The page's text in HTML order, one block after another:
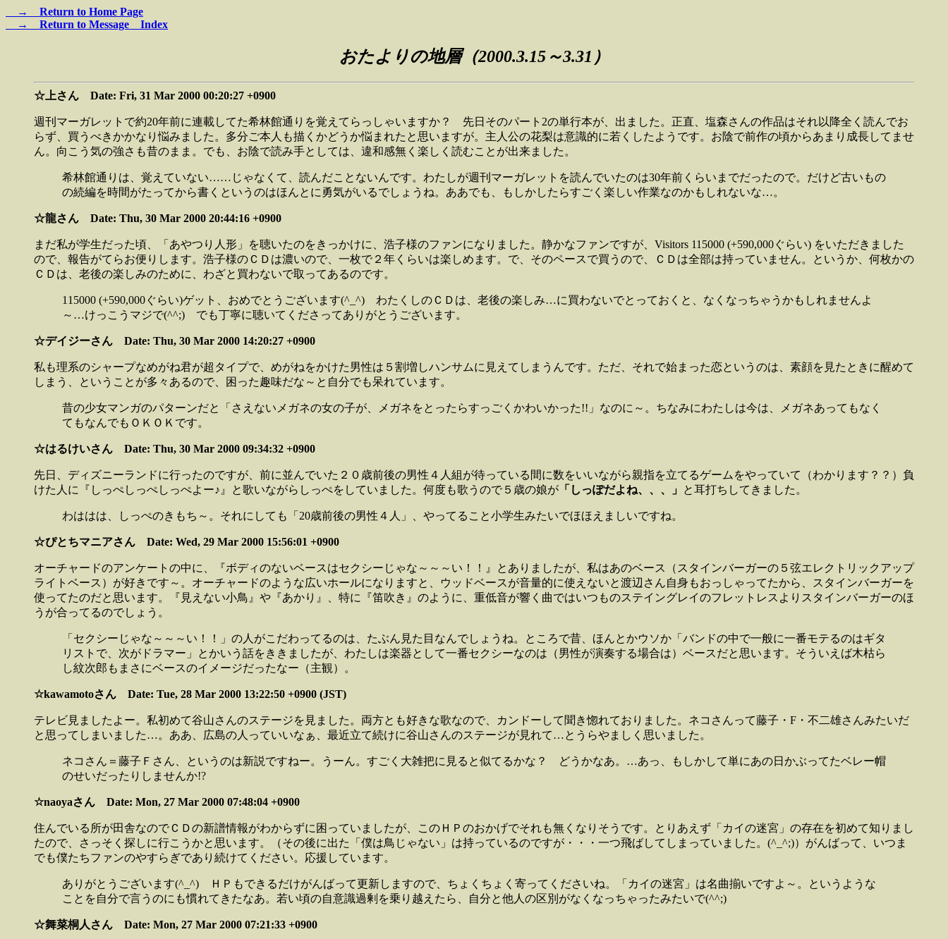
→ Return to Home Page
→ Return to Message Index
おたよりの地層（2000.3.15～3.31）
☆上さん Date: Fri, 31 Mar 2000 00:20:27 +0900
週刊マーガレットで約20年前に連載してた希林館通りを覚えてらっしゃいますか？ 先日そのパート2の単行本が、出ました。正直、塩森さんの作品はそれ以降全く読んでお
らず、買うべきかかなり悩みました。多分ご本人も描くかどうか悩まれたと思いますが。主人公の花梨は意識的に若くしたようです。お陰で前作の頃からあまり成長してませ
ん。向こう気の強さも昔のまま。でも、お陰で読み手としては、違和感無く楽しく読むことが出来ました。
希林館通りは、覚えていない……じゃなくて、読んだことないんです。わたしが週刊マーガレットを読んでいたのは30年前くらいまでだったので。だけど古いもの
の続編を時間がたってから書くというのはほんとに勇気がいるでしょうね。ああでも、もしかしたらすごく楽しい作業なのかもしれないな…。
☆龍さん Date: Thu, 30 Mar 2000 20:44:16 +0900
まだ私が学生だった頃、「あやつり人形」を聴いたのをきっかけに、浩子様のファンになりました。静かなファンですが、Visitors 115000 (+590,000ぐらい) をいただきました
ので、報告がてらお便りします。浩子様のＣＤは濃いので、一枚で２年くらいは楽しめます。で、そのペースで買うので、ＣＤは全部は持っていません。というか、何枚かの
ＣＤは、老後の楽しみのために、わざと買わないで取ってあるのです。
115000 (+590,000ぐらい)ゲット、おめでとうございます(^_^) わたくしのＣＤは、老後の楽しみ…に買わないでとっておくと、なくなっちゃうかもしれませんよ
～…けっこうマジで(^^;) でも丁寧に聴いてくださってありがとうございます。
☆デイジーさん Date: Thu, 30 Mar 2000 14:20:27 +0900
私も理系のシャープなめがね君が超タイプで、めがねをかけた男性は５割増しハンサムに見えてしまうんです。ただ、それで始まった恋というのは、素顔を見たときに醒めて
しまう、ということが多々あるので、困った趣味だな～と自分でも呆れています。
昔の少女マンガのパターンだと「さえないメガネの女の子が、メガネをとったらすっごくかわいかった!!」なのに～。ちなみにわたしは今は、メガネあってもなく
てもなんでもＯＫＯＫです。
☆はるけいさん Date: Thu, 30 Mar 2000 09:34:32 +0900
先日、ディズニーランドに行ったのですが、前に並んでいた２０歳前後の男性４人組が待っている間に数をいいながら親指を立てるゲームをやっていて（わかります？？）負
けた人に『しっぺしっぺしっぺよー♪』と歌いながらしっぺをしていました。何度も歌うので５歳の娘が 「しっぽだよね、、、」 と耳打ちしてきました。
わははは、しっぺのきもち～。それにしても「20歳前後の男性４人」、やってること小学生みたいでほほえましいですね。
☆ぴとちマニアさん Date: Wed, 29 Mar 2000 15:56:01 +0900
オーチャードのアンケートの中に、『ボディのないベースはセクシーじゃな～～～い！！』とありましたが、私はあのベース（スタインバーガーの５弦エレクトリックアップ
ライトベース）が好きです～。オーチャードのような広いホールになりますと、ウッドベースが音量的に使えないと渡辺さん自身もおっしゃってたから、スタインバーガーを
使ってたのだと思います。『見えない小鳥』や『あかり』、特に『笛吹き』のように、重低音が響く曲ではいつものステイングレイのフレットレスよりスタインバーガーのほ
うが合ってるのでしょう。
「セクシーじゃな～～～い！！」の人がこだわってるのは、たぶん見た目なんでしょうね。ところで昔、ほんとかウソか「バンドの中で一般に一番モテるのはギタ
リストで、次がドラマー」とかいう話をききましたが、わたしは楽器として一番セクシーなのは（男性が演奏する場合は）ベースだと思います。そういえば木枯ら
し紋次郎もまさにベースのイメージだったなー（主観）。
☆kawamotoさん Date: Tue, 28 Mar 2000 13:22:50 +0900 (JST)
テレビ見ましたよー。私初めて谷山さんのステージを見ました。両方とも好きな歌なので、カンドーして聞き惚れておりました。ネコさんって藤子・F・不二雄さんみたいだ
と思ってしまいました…。ああ、広島の人っていいなぁ、最近立て続けに谷山さんのステージが見れて…とうらやましく思いました。
ネコさん＝藤子Ｆさん、というのは新説ですねー。うーん。すごく大雑把に見ると似てるかな？ どうかなあ。…あっ、もしかして単にあの日かぶってたベレー帽
のせいだったりしませんか!?
☆naoyaさん Date: Mon, 27 Mar 2000 07:48:04 +0900
住んでいる所が田舎なのでＣＤの新譜情報がわからずに困っていましたが、このＨＰのおかげでそれも無くなりそうです。とりあえず「カイの迷宮」の存在を初めて知りまし
たので、さっそく探しに行こうかと思います。（その後に出た「僕は鳥じゃない」は持っているのですが・・・一つ飛ばしてしまっていました。(^_^;)）がんばって、いつま
でも僕たちファンのやすらぎであり続けてください。応援しています。
ありがとうございます(^_^) ＨＰもできるだけがんばって更新しますので、ちょくちょく寄ってくださいね。「カイの迷宮」は名曲揃いですよ～。というような
ことを自分で言うのにも慣れてきたなあ。若い頃の自意識過剰を乗り越えたら、自分と他人の区別がなくなっちゃったみたいで(^^;)
☆舞菜桐人さん Date: Mon, 27 Mar 2000 07:21:33 +0900